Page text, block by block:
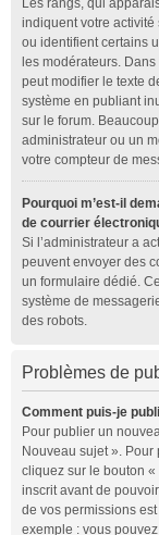
Les rangs, qui
indiquent votre
ou identifient certains
les modérateurs.
peut modifier le texte
système en publiant
sur le forum.
administrateur ou un
votre compteur de
Pourquoi m’est-il
de courrier
Si l’administrateur a
peuvent envoyer des
un formulaire dédié.
système de
des robots.
Problèmes de
Comment puis-je
Pour publier un
Nouveau sujet ».
cliquez sur le bouton «
inscrit avant de
de vos permissions
exemple : vous